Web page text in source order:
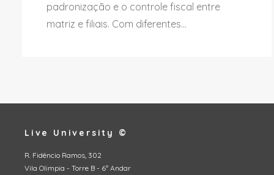
padronização e o controle fiscal entre
matriz e filiais. Com diferentes...
Live University ©
R. Fidêncio Ramos, 302
Vila Olimpia - Torre B - 6º Andar